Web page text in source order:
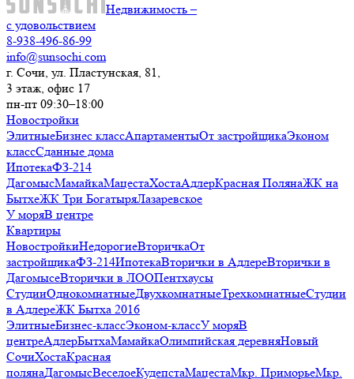
Недвижимость –
с удовольствием
8-938-496-86-99
info@sunsochi.com
г. Сочи, ул. Пластунская, 81,
3 этаж, офис 17
пн-пт 09:30–18:00
Новостройки
ЭлитныеБизнес классАпартаментыОт застройщикаЭконом
классСданные дома
ИпотекаФЗ-214
ДагомысМамайкаМацестаХостаАдлерКрасная ПолянаЖК на
БытхеЖК Три БогатыряЛазаревское
У моряВ центре
Квартиры
НовостройкиНедорогиеВторичкаОт
застройщикаФЗ-214ИпотекаВторички в АдлереВторички в
ДагомысеВторички в ЛООПентхаусы
СтудииОднокомнатныеДвухкомнатныеТрехкомнатныеСтудии
в АдлереЖК Бытха 2016
ЭлитныеБизнес-классЭконом-классУ моряВ
центреАдлерБытхаМамайкаОлимпийская деревняНовый
СочиХостаКрасная
полянаДагомысВеселоеКудепстаМацестаМкр. ПриморьеМкр.